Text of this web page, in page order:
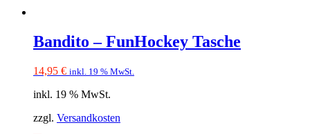
Bandito – FunHockey Tasche
14,95 € inkl. 19 % MwSt.
inkl. 19 % MwSt.
zzgl. Versandkosten